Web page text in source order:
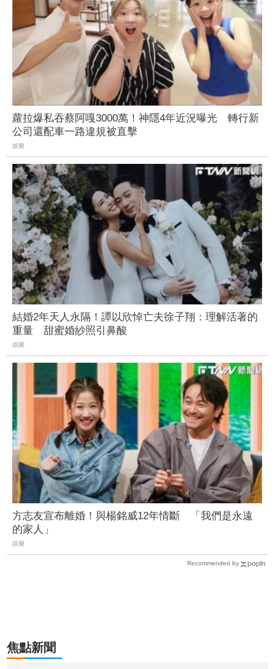
蘿拉爆私吞蔡阿嘎3000萬！神隱4年近況曝光 轉行新
公司還配車一路違規被直擊
娛樂
結婚2年天人永隔！譚以欣悼亡夫徐子翔：理解活著的
重量 甜蜜婚紗照引鼻酸
娛樂
方志友宣布離婚！與楊銘威12年情斷 「我們是永遠
的家人」
娛樂
Recommended by
焦點新聞